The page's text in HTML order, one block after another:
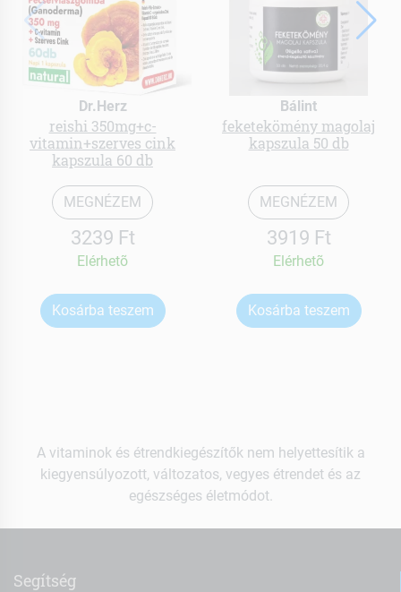
Dr.Herz
reishi 350mg+c-
vitamin+szerves cink
kapszula 60 db
MEGNÉZEM
3239 Ft
Elérhetõ
Kosárba teszem
Bálint
feketekömény magolaj
kapszula 50 db
MEGNÉZEM
3919 Ft
Elérhetõ
Kosárba teszem
A vitaminok és étrendkiegészítők nem helyettesítik a
kiegyensúlyozott, változatos, vegyes étrendet és az
egészséges életmódot.
Segítség